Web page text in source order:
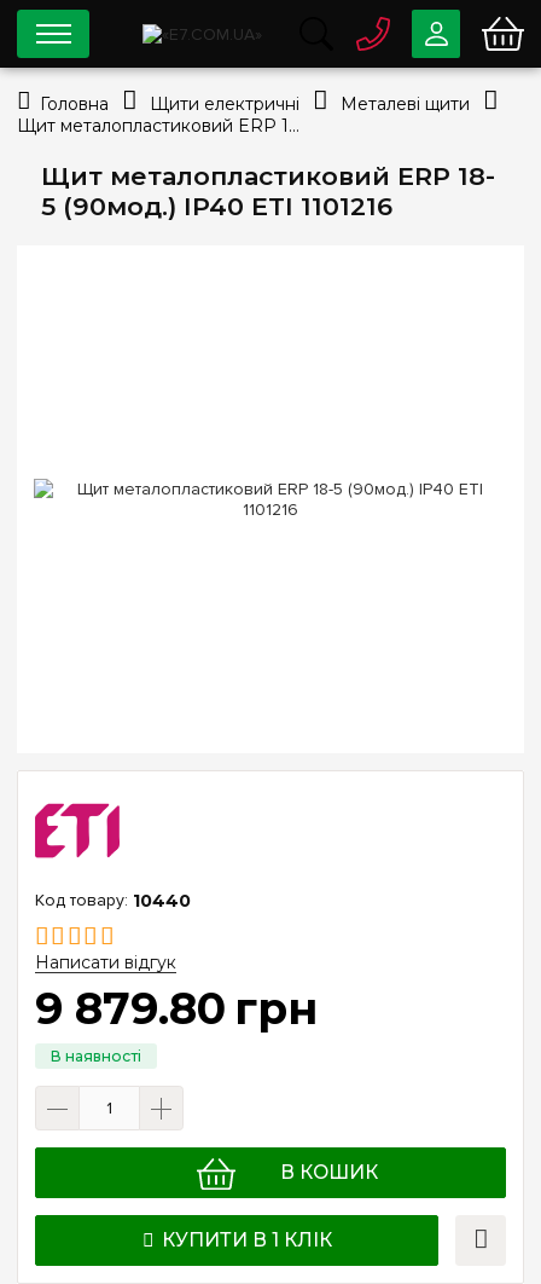
Щит металопластиковий ERP 18-
5 (90мод.) IP40 ETI 1101216
10440
Написати відгук
9 879.80 грн
В КОШИК
КУПИТИ В 1 КЛІК
0 800 33-63-07
info@e7.com.ua
044334-79-78
Viber Telegram
Головна Щити електричні
Металеві щити
Щит металопластиковий ERP 18-5 (90мод.) IP40 ETI 1101216